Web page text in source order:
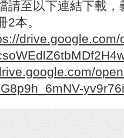
請至以下連結下載
2本。
drive.google.com/